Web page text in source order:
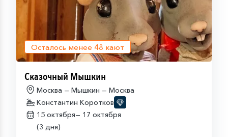
Осталось менее 48 кают
Сказочный Мышкин
Москва — Мышкин — Москва
Константин Коротков
15 октября— 17 октября
(3 дня)